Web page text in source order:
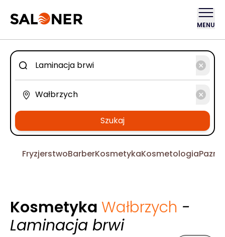
MENU
Szukaj
FryzjerstwoBarberKosmetykaKosmetologia
Kosmetyka Wałbrzych -
Laminacja brwi